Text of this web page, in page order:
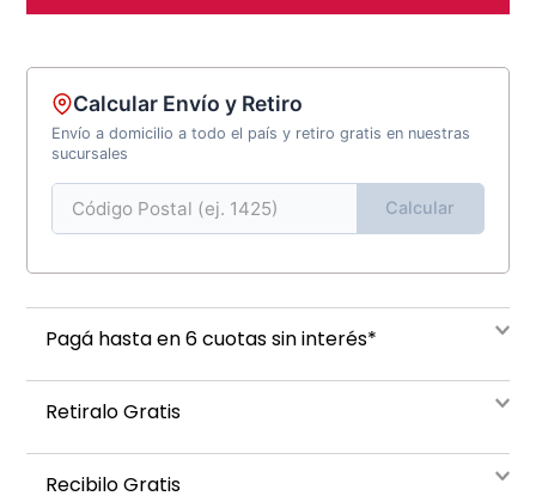
Calcular Envío y Retiro
Envío a domicilio a todo el país y retiro gratis en nuestras
sucursales
Calcular
Pagá hasta en 6 cuotas sin interés*
Retiralo Gratis
Recibilo Gratis